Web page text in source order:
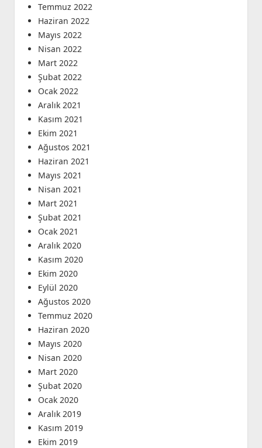
Temmuz 2022
Haziran 2022
Mayıs 2022
Nisan 2022
Mart 2022
Şubat 2022
Ocak 2022
Aralık 2021
Kasım 2021
Ekim 2021
Ağustos 2021
Haziran 2021
Mayıs 2021
Nisan 2021
Mart 2021
Şubat 2021
Ocak 2021
Aralık 2020
Kasım 2020
Ekim 2020
Eylül 2020
Ağustos 2020
Temmuz 2020
Haziran 2020
Mayıs 2020
Nisan 2020
Mart 2020
Şubat 2020
Ocak 2020
Aralık 2019
Kasım 2019
Ekim 2019